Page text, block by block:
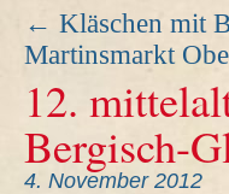
← Kläschen mit
Martinsmarkt
12.
Bergisch-
4. November 2012